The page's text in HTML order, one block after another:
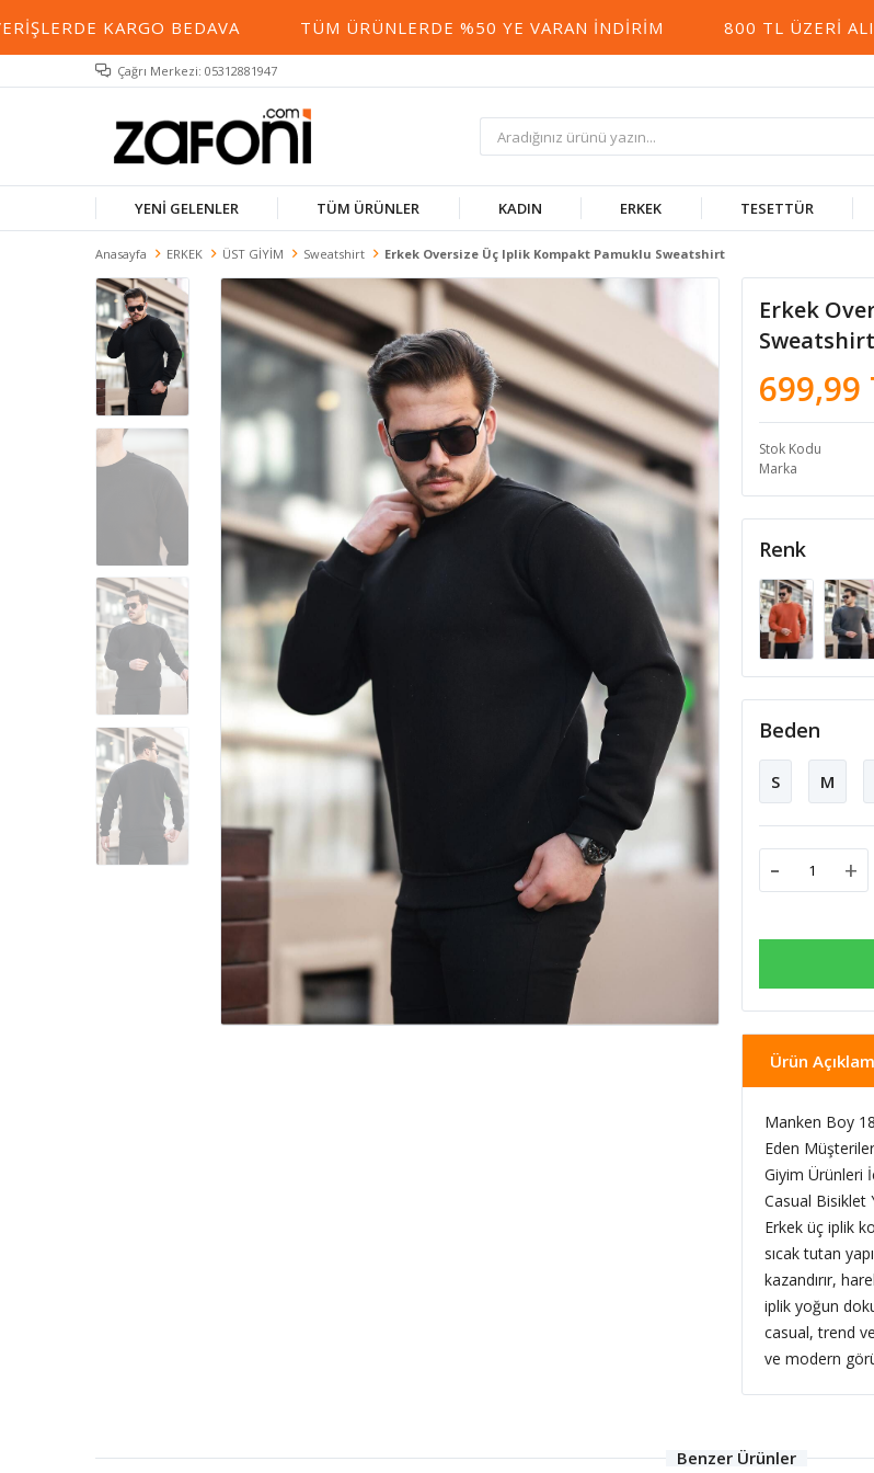
KARGO BEDAVA TÜM ÜRÜNLERDE %50 YE VARAN İNDIRIM 800 TL ÜZERI
Çağrı Merkezi: 05312881947
YENİ GELENLER TÜM ÜRÜNLER KADIN ERKEK TESETTÜR
Anasayfa ERKEK ÜST GİYİM Sweatshirt Erkek Oversize Üç Iplik Kompakt Pamuklu Sweatshirt
Erkek
Sweatshirt
699,99
Stok Kodu
Marka
Renk
Beden
S M
- +
Ürün
Manken Boy
Eden
Giyim Ürünleri
Casual Bisiklet
Erkek üç iplik
sıcak tutan
kazandırır,
iplik yoğun
casual, trend
ve modern
Benzer Ürünler